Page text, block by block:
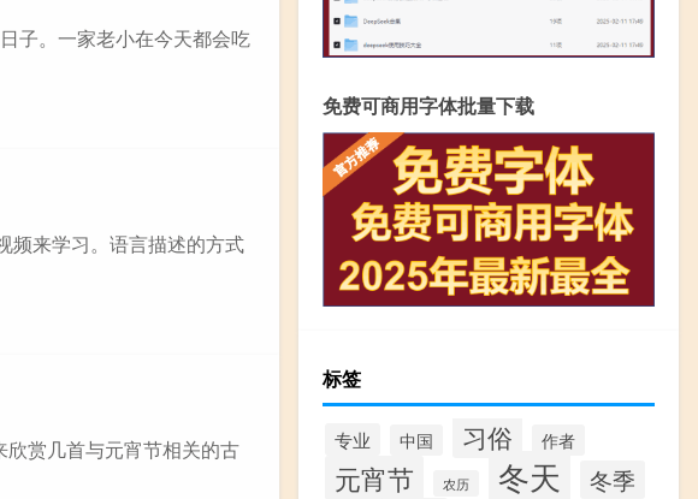
子。一家老小在今天都会吃
频来学习。语言描述的方式
赏几首与元宵节相关的古
免费可商用字体批量下载
标签
专业 中国 习俗 作者
元宵节 农历 冬天 冬季